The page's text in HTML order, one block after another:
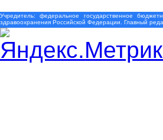
Учредитель: федеральное государственное
здравоохранения Российской Федерации. Главный